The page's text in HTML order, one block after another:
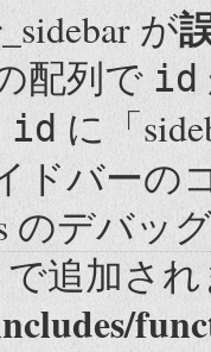
が
配列で id
id に「
ドバーの
のデバッ
で追加さ